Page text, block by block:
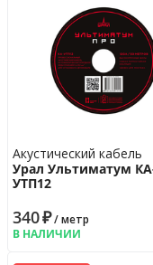
Акустический кабель
Урал Ультиматум
УTП12
340₽/ метр
В НАЛИЧИИ